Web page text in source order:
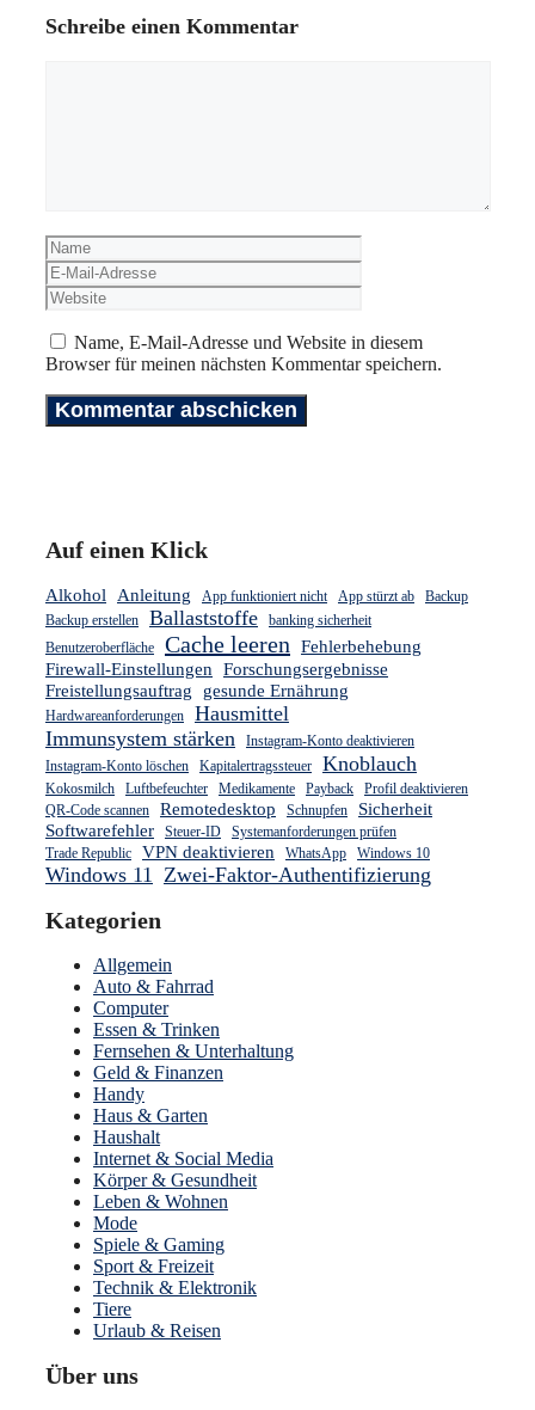
Schreibe einen Kommentar
Name
Mail-
Adresse
Name, E-Mail-Adresse und Website in diesem
Browser für meinen nächsten Kommentar speichern.
Auf einen Klick
Alkohol Anleitung App funktioniert nicht App stürzt ab
Backup
Backup erstellen
Ballaststoffe
banking sicherheit
Benutzeroberfläche
Cache leeren Fehlerbehebung
Firewall-Einstellungen Forschungsergebnisse
Freistellungsauftrag
gesunde Ernährung
Hardwareanforderungen
Hausmittel
Immunsystem stärken
Instagram-Konto deaktivieren
Instagram-Konto löschen
Kapitalertragssteuer Knoblauch
Kokosmilch Luftbefeuchter Medikamente Payback
Profil deaktivieren
QR-Code scannen
Remotedesktop Schnupfen
Sicherheit
Softwarefehler
Steuer-ID
Systemanforderungen prüfen
Trade Republic
VPN deaktivieren WhatsApp Windows 10
Windows 11 Zwei-Faktor-Authentifizierung
Kategorien
Allgemein
Auto & Fahrrad
Computer
Essen & Trinken
Fernsehen & Unterhaltung
Geld & Finanzen
Handy
Haus & Garten
Haushalt
Internet & Social Media
Körper & Gesundheit
Leben & Wohnen
Mode
Spiele & Gaming
Sport & Freizeit
Technik & Elektronik
Tiere
Urlaub & Reisen
Über uns